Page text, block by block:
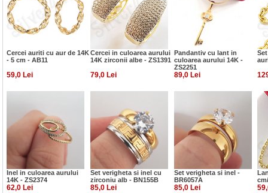
Cercei auriti cu aur de 14K
- 5 cm - AB11
Cercei in culoarea aurului
14K zirconii albe - ZS1391
Pandantiv cu lant in
culoarea aurului 14K -
ZS2251
59,0 Lei 79,0 Lei 89,0 Lei
Inel in culoarea aurului
14K - ZS2374
Set verigheta si inel cu
zirconiu alb - BN155B
Set verigheta si inel -
BR6057A
62,0 Lei 85,0 Lei 85,0 Lei